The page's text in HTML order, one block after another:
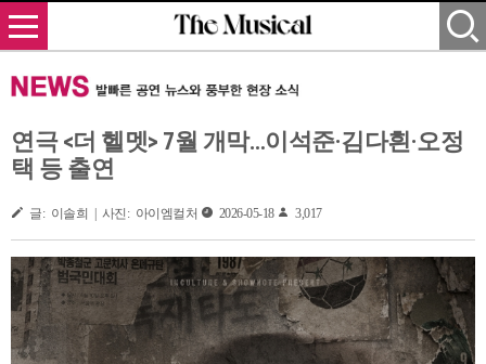
연극 <더 헬멧> 7월 개막…이석준·김다흰·오정
택 등 출연
글: 이솔희 | 사진: 아이엠컬처 2026-05-18 3,017